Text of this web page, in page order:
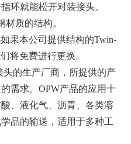
环就能松开对装接头。
质的结构。
果本公司提供结构的Twin-
将免费进行更换。
的生产厂商，所提供的产
需求。OPW产品的应用十
、液化气、沥青、各类溶
品的输送，适用于多种工